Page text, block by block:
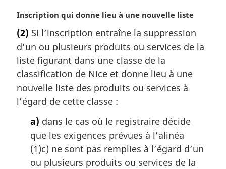
N
t
e
m
a
g
i
Inscription qui donne lieu à une nouvelle liste
(2) Si l’inscription entraîne la suppression
d’un ou plusieurs produits ou services de la
liste figurant dans une classe de la
classification de Nice et donne lieu à une
nouvelle liste des produits ou services à
l’égard de cette classe :
a) dans le cas où le registraire décide
que les exigences prévues à l’alinéa
(1)c) ne sont pas remplies à l’égard d’un
ou plusieurs produits ou services de la